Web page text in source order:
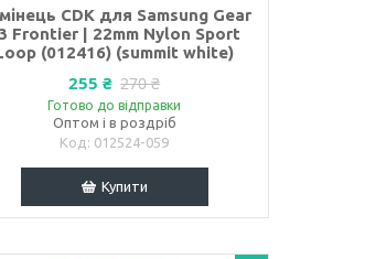
CDK для Samsung Gear
Frontier | 22mm Nylon Sport
(012416) (summit white)
255 ₴ 270 ₴
Готово до відправки
Оптом і в роздріб
012524-059
Купити